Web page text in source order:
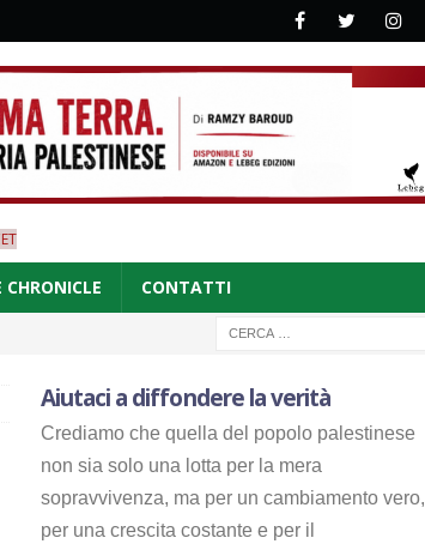
CONTATTI
Aiutaci a diffondere la verità
Crediamo che quella del popolo palestinese
non sia solo una lotta per la mera
sopravvivenza, ma per un cambiamento vero,
per una crescita costante e per il